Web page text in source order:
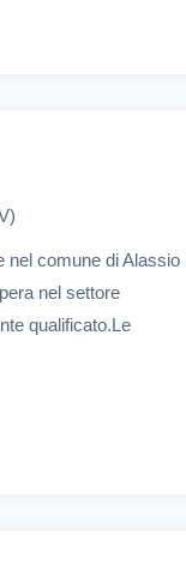
nel comune di Alassio
nel settore
qualificato.Le